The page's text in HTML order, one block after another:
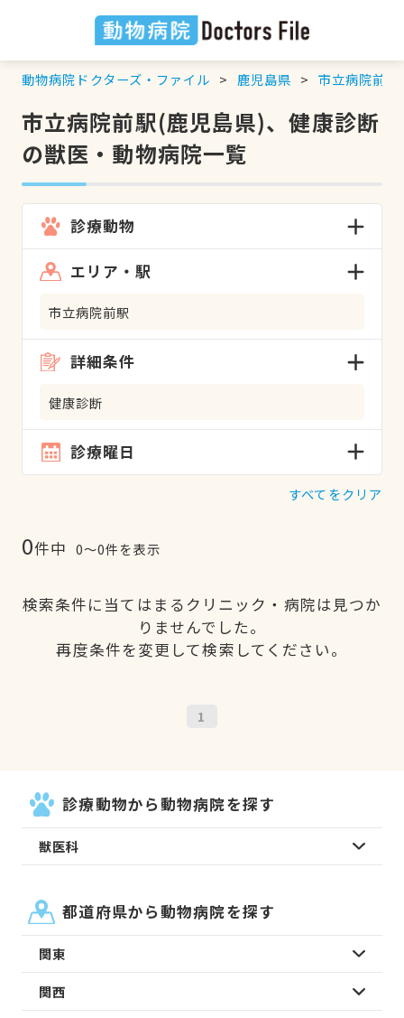
動物病院ドクターズ・ファイル 鹿児島県 市立病院前駅
市立病院前駅(鹿児島県)、健康診断
の獣医・動物病院一覧
診療動物
エリア・駅
市立病院前駅
詳細条件
健康診断
診療曜日
すべてをクリア
0件中 0〜0件を表示
検索条件に当てはまるクリニック・病院は見つか
りませんでした。
再度条件を変更して検索してください。
1
診療動物から動物病院を探す
獣医科
都道府県から動物病院を探す
関東
関西